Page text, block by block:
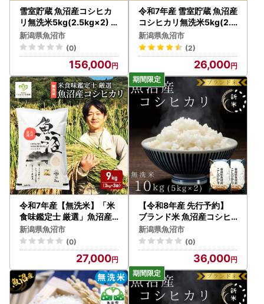
雪室貯蔵 魚沼産コシヒカ
リ無洗米5kg(2.5kg×2) 6
ヶ月連続お届け お米
新潟県魚沼市
(0)
156,000
令和7年産 雪室貯蔵 魚沼産
コシヒカリ無洗米5kg(2.5
kg×2) お米
新潟県魚沼市
(2)
26,000
令和7年産【無洗米】「米
食味鑑定士 厳選」魚沼産
コシヒカリ 9kg（3kg×3
袋） お米
新潟県魚沼市
(0)
27,000
【令和8年産 先行予約】
ブランド米 魚沼産コシヒ
カリ 無洗米 10kg（5kg×
2袋） お米
新潟県魚沼市
(0)
36,000